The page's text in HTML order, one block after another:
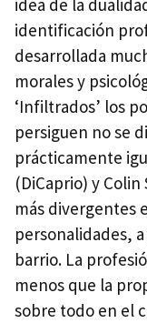
idea de la
identificación
desarrollada
morales y
‘Infiltrados’ los
persiguen no se
prácticamente
(DiCaprio) y
más divergentes
personalidades,
barrio. La
menos que la
sobre todo en el